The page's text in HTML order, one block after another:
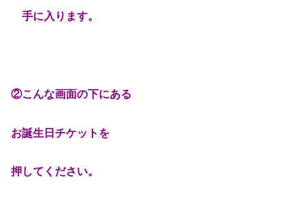
手に入ります。
②こんな画面の下にある
お誕生日チケットを
押してください。